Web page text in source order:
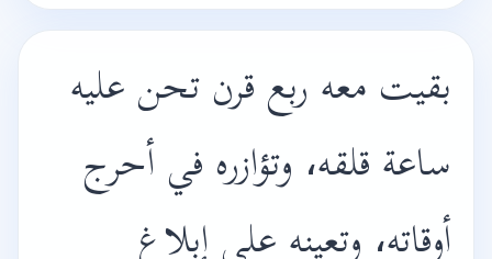
بقيت معه ربع قرن تحن عليه
ساعة قلقه، وتؤازره في أحرج
أوقاته، وتعينه على إبلاغ